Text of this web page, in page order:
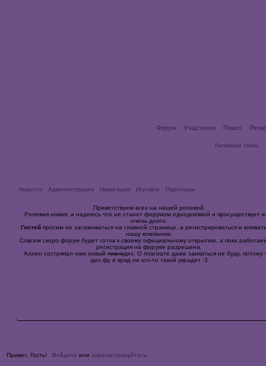
Форум Участники Поиск
Активные темы
Новости Администрация Навигация Игровое Партнеры
Приветствуем всех на нашей ролевой.
Ролевая новая, и надеюсь что не станет форумом однодневкой и просуществует
очень долго.
Гостей просим не засиживаться на главной странице, а регистрироваться и
нашу компанию.
Совсем скоро форум будет готов к своему официальному открытию, а пока
регистрация на форуме разрешена.
Аллен состряпал нам новыйговнодиз. О плагиате даже заикаться не буду, потому
диз фу и вряд ли кто-то такой украдет :3
Привет, Гость! Войдите или зарегистрируйтесь.